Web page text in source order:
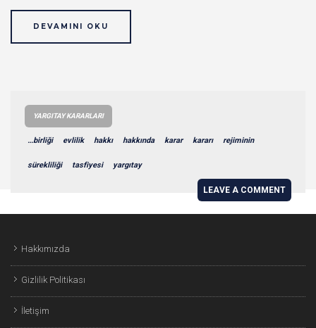
DEVAMINI OKU
YARGITAY KARARLARI
…birliği evlilik hakkı hakkında karar kararı rejiminin
sürekliliği tasfiyesi yargıtay
LEAVE A COMMENT
Hakkımızda
Gizlilik Politikası
İletişim